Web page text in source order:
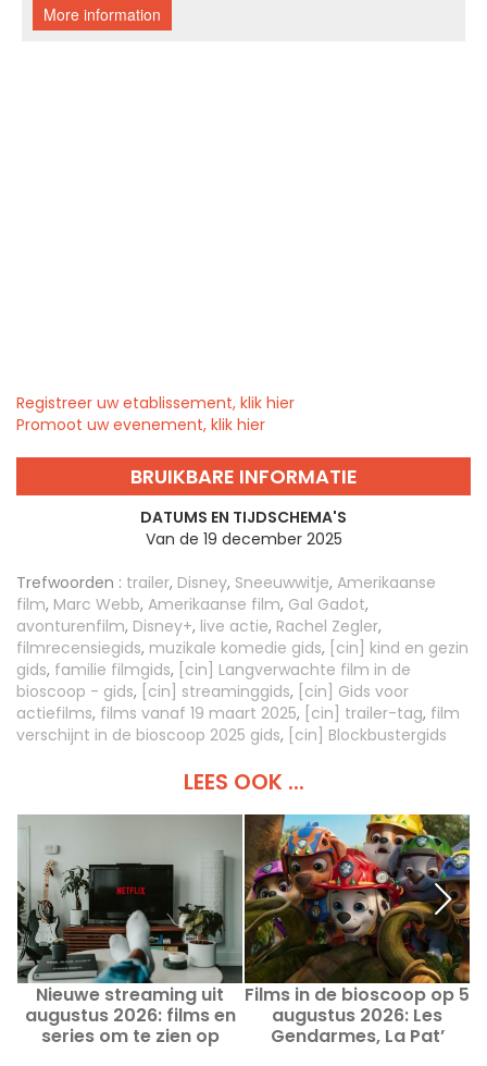
Registreer uw etablissement, klik hier
Promoot uw evenement, klik hier
BRUIKBARE INFORMATIE
DATUMS EN TIJDSCHEMA'S
Van de 19 december 2025
Trefwoorden : trailer, Disney, Sneeuwwitje, Amerikaanse
film, Marc Webb, Amerikaanse film, Gal Gadot,
avonturenfilm, Disney+, live actie, Rachel Zegler,
filmrecensiegids, muzikale komedie gids, [cin] kind en gezin
gids, familie filmgids, [cin] Langverwachte film in de
bioscoop - gids, [cin] streaminggids, [cin] Gids voor
actiefilms, films vanaf 19 maart 2025, [cin] trailer-tag, film
verschijnt in de bioscoop 2025 gids, [cin] Blockbustergids
LEES OOK ...
Nieuwe streaming uit
augustus 2026: films en
series om te zien op
Films in de bioscoop op 5
augustus 2026: Les
Gendarmes, La Pat’